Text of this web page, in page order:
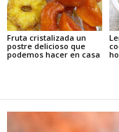
Fruta cristalizada un
postre delicioso que
podemos hacer en casa